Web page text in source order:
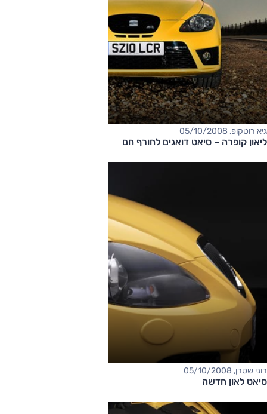
גיא רוטקופ, 05/10/2008
ליאון קופרה – סיאט דואגים לחורף חם
רוני שטרן, 05/10/2008
סיאט לאון חדשה